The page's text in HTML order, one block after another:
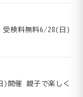
受検料無料6/28(日)
)開催 親子で楽しく